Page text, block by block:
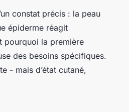
constat précis : la peau
épiderme réagit
pourquoi la première
des besoins spécifiques.
- mais d’état cutané,